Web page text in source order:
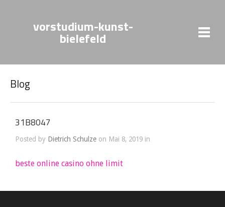
vorstudium-kunst-
bielefeld
Blog
31B8047
Posted by Dietrich Schulze on Mai 8, 2019 in
beste online casino ohne limit